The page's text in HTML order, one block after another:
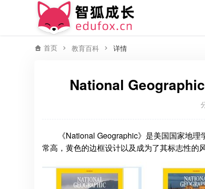
首页 教育百科 详情
National
《National Geographic》是美国国家地
常高，黄色的边框设计以及成为了其标志性的风